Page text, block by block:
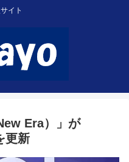
イト
Era）」が
更新